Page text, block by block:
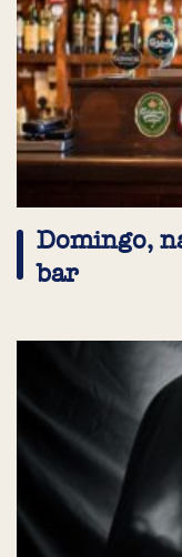
Domingo,
bar